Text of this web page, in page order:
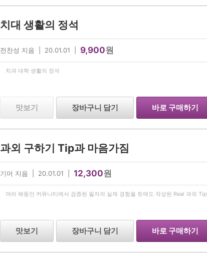
치대 생활의 정석
전찬성 지음 | 20.01.01 | 9,900원
치과 대학 생활의 정석
맛보기 장바구니 담기 바로 구매하기
과외 구하기 Tip과 마음가짐
기머 지음 | 20.01.01 | 12,300원
여러 해동안 커뮤니티에서 검증된 필자의 실제 경험을 토애도 작성된 Real 과외 Tip
맛보기 장바구니 담기 바로 구매하기